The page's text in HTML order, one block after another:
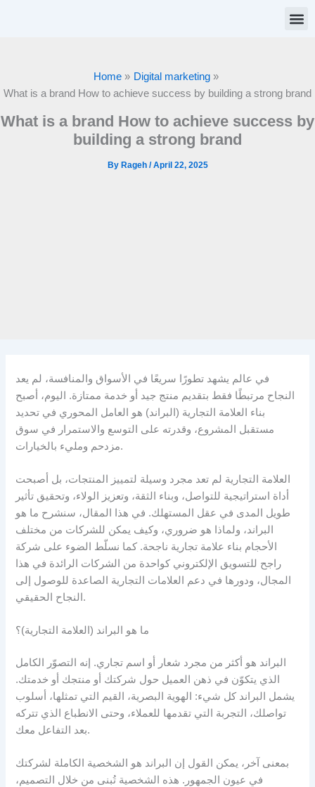
Home
Digital marketing
What is a brand How to achieve success by building a strong brand
What is a brand How to achieve success by
building a strong brand
By Rageh /April 22, 2025
في عالم يشهد تطورًا سريعًا في الأسواق والمنافسة، لم يعد
النجاح مرتبطًا فقط بتقديم منتج جيد أو خدمة ممتازة. اليوم، أصبح
بناء العلامة التجارية (البراند) هو العامل المحوري في تحديد
مستقبل المشروع، وقدرته على التوسع والاستمرار في سوق
مزدحم ومليء بالخيارات.
العلامة التجارية لم تعد مجرد وسيلة لتمييز المنتجات، بل أصبحت
أداة استراتيجية للتواصل، وبناء الثقة، وتعزيز الولاء، وتحقيق تأثير
طويل المدى في عقل المستهلك. في هذا المقال، سنشرح ما هو
البراند، ولماذا هو ضروري، وكيف يمكن للشركات من مختلف
الأحجام بناء علامة تجارية ناجحة. كما نسلّط الضوء على شركة
راجح للتسويق الإلكتروني كواحدة من الشركات الرائدة في هذا
المجال، ودورها في دعم العلامات التجارية الصاعدة للوصول إلى
النجاح الحقيقي.
ما هو البراند (العلامة التجارية)؟
البراند هو أكثر من مجرد شعار أو اسم تجاري. إنه التصوّر الكامل
الذي يتكوّن في ذهن العميل حول شركتك أو منتجك أو خدمتك.
يشمل البراند كل شيء: الهوية البصرية، القيم التي تمثلها، أسلوب
تواصلك، التجربة التي تقدمها للعملاء، وحتى الانطباع الذي تتركه
بعد التفاعل معك.
بمعنى آخر، يمكن القول إن البراند هو الشخصية الكاملة لشركتك
في عيون الجمهور. هذه الشخصية تُبنى من خلال التصميم،